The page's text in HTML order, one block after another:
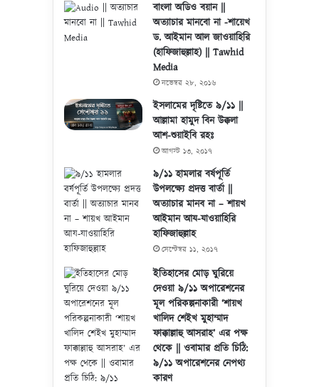
বাংলা অডিও বয়ান ||
অত্যাচার মানবো না -শায়েখ
ড. আইমান আল জাওয়াহিরি
(হাফিজাহুল্লাহ) || Tawhid
Media
নভেম্বর ২৮, ২০১৬
ইসলামের দৃষ্টিতে ৯/১১ ||
আল্লামা হামুদ বিন উক্কলা
আশ-শুয়াইবি রহঃ
আগস্ট ১৩, ২০১৭
৯/১১ হামলার বর্ষপূর্তি
উপলক্ষ্যে প্রদত্ত বার্তা ||
অত্যাচার মানব না – শায়খ
আইমান আয-যাওয়াহিরি
হাফিজাহুল্লাহ
সেপ্টেম্বর ১১, ২০১৭
ইতিহাসের মোড় ঘুরিয়ে
দেওয়া ৯/১১ অপারেশনের
মূল পরিকল্পনাকারী ‘শায়খ
খালিদ শেইখ মুহাম্মাদ
ফাক্কাল্লাহু আসরাহ’ এর পক্ষ
থেকে || ওবামার প্রতি চিঠি:
৯/১১ অপারেশনের নেপথ্য
কারণ